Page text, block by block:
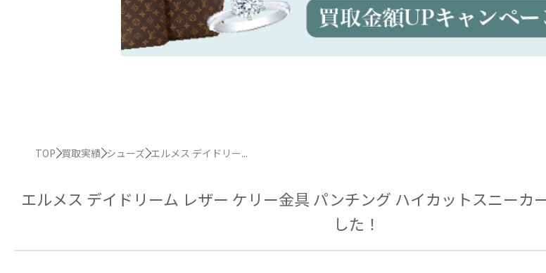
TOP 買取実績 シューズ エルメス デイドリー...
エルメス デイドリーム レザー ケリー金具 パンチング ハイカットスニーカ
した！